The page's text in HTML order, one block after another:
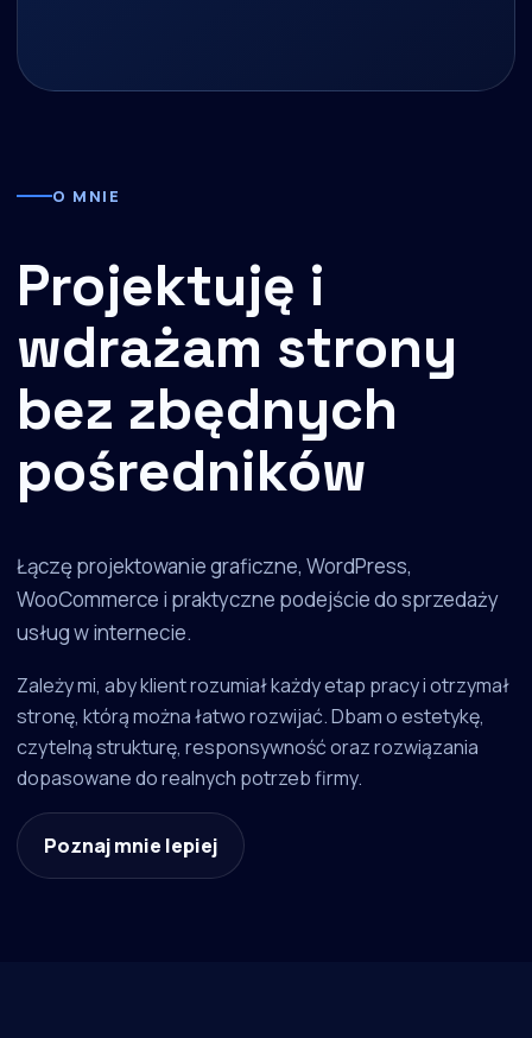
O MNIE
Projektuję i
wdrażam strony
bez zbędnych
pośredników
Łączę projektowanie graficzne, WordPress,
WooCommerce i praktyczne podejście do sprzedaży
usług w internecie.
Zależy mi, aby klient rozumiał każdy etap pracy i otrzymał
stronę, którą można łatwo rozwijać. Dbam o estetykę,
czytelną strukturę, responsywność oraz rozwiązania
dopasowane do realnych potrzeb firmy.
Poznaj mnie lepiej